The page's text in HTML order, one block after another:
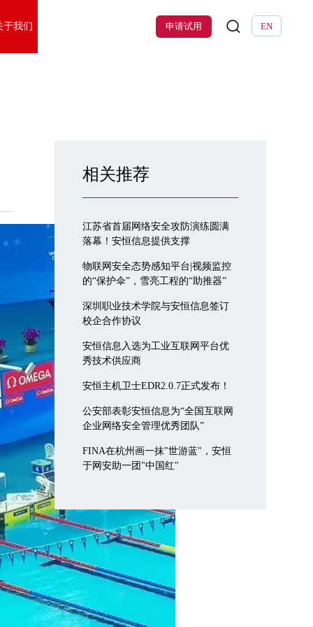
于我们 EN
申请试用
相关推荐
江苏省首届网络安全攻防演练圆满
落幕！安恒信息提供支撑
物联网安全态势感知平台|视频监控
的“保护伞”，雪亮工程的“助推器”
深圳职业技术学院与安恒信息签订
校企合作协议
安恒信息入选为工业互联网平台优
秀技术供应商
安恒主机卫士EDR2.0.7正式发布！
公安部表彰安恒信息为“全国互联网
企业网络安全管理优秀团队”
FINA在杭州画一抹"世游蓝"，安恒
于网安助一团"中国红"